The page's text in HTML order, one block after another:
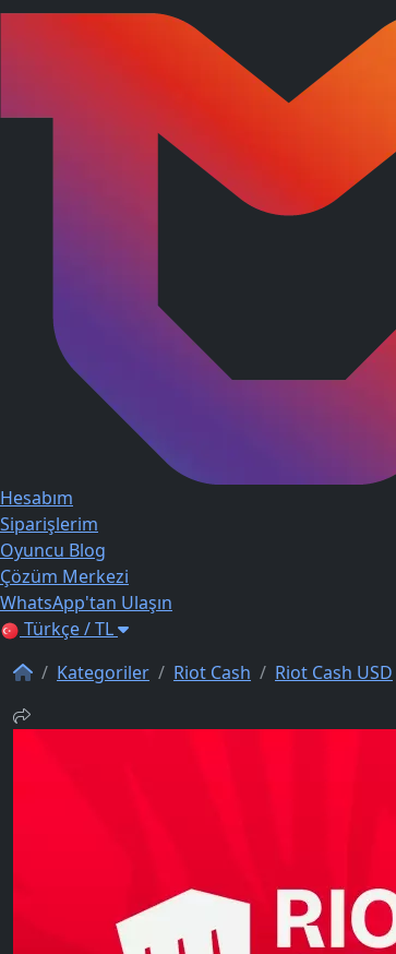
Hesabım
Siparişlerim
Oyuncu Blog
Çözüm Merkezi
WhatsApp'tan Ulaşın
Türkçe / TL
Kategoriler
Riot Cash Riot Cash USD